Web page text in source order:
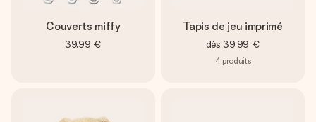
Couverts miffy
39,99 €
Tapis de jeu imprimé
dès 39,99 €
4 produits